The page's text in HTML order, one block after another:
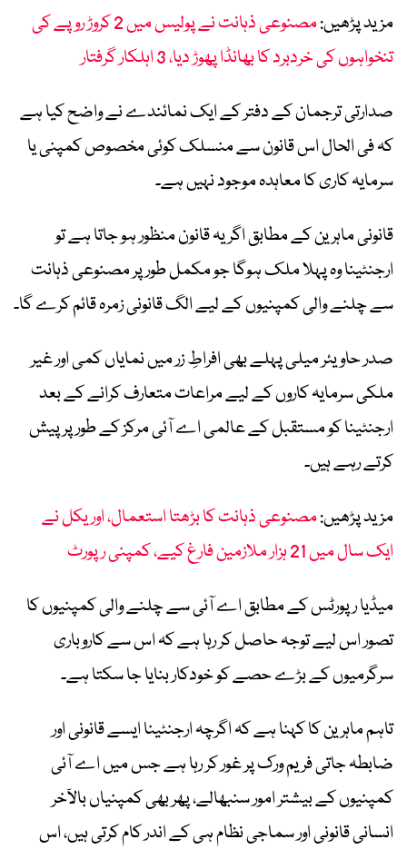
مزید پڑھیں:
مصنوعی ذہانت نے پولیس میں 2 کروڑ روپے کی
تنخواہوں کی خردبرد کا بھانڈا پھوڑ دیا، 3 اہلکار گرفتار
صدارتی ترجمان کے دفتر کے ایک نمائندے نے واضح کیا ہے
کہ فی الحال اس قانون سے منسلک کوئی مخصوص کمپنی یا
سرمایہ کاری کا معاہدہ موجود نہیں ہے۔
قانونی ماہرین کے مطابق اگر یہ قانون منظور ہو جاتا ہے تو
ارجنٹینا وہ پہلا ملک ہوگا جو مکمل طور پر مصنوعی ذہانت
سے چلنے والی کمپنیوں کے لیے الگ قانونی زمرہ قائم کرے گا۔
صدر حاویئرمیلی پہلے بھی افراطِ زر میں نمایاں کمی اور غیر
ملکی سرمایہ کاروں کے لیے مراعات متعارف کرانے کے بعد
ارجنٹینا کو مستقبل کےعالمی اے آئی مرکزکے طور پر پیش
کرتے رہے ہیں۔
مزید پڑھیں:مصنوعی ذہانت کا بڑھتا استعمال، اوریکل نے
ایک سال میں 21 ہزار ملازمین فارغ کیے، کمپنی رپورٹ
میڈیا رپورٹس کے مطابق اے آئی سے چلنے والی کمپنیوں کا
تصور اس لیے توجہ حاصل کر رہا ہے کہ اس سے کاروباری
سرگرمیوں کے بڑے حصے کو خودکار بنایا جا سکتا ہے۔
تاہم ماہرین کا کہنا ہے کہ اگرچہ ارجنٹینا ایسے قانونی اور
ضابطہ جاتی فریم ورک پر غور کر رہا ہے جس میں اے آئی
کمپنیوں کے بیشتر امور سنبھالے، پھر بھی کمپنیاں بالآخر
انسانی قانونی اور سماجی نظام ہی کے اندر کام کرتی ہیں، اس